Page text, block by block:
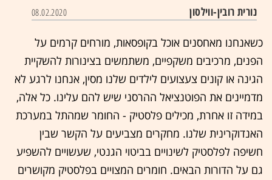
נורית רובין-ווילסון 08.02.2020
כשאנחנו מאחסנים אוכל בקופסאות, מורחים קרמים על
הפנים, מרכיבים משקפיים, משתמשים בצינורות להשקיית
הגינה או קונים צעצועים לילדים שלנו מסין, אנחנו לרגע לא
מדמיינים את הפוטנציאל ההרסני שיש להם עלינו. כל אלה,
במידה זו אחרת, מכילים פלסטיק - החומר שמהתל במערכת
האנדוקרינית שלנו. מחקרים מצביעים על הקשר שבין
חשיפה לפלסטיק לשינויים בביטוי הגנטי, שעשויים להשפיע
גם על הדורות הבאים. חומרים המצויים בפלסטיק מקושרים